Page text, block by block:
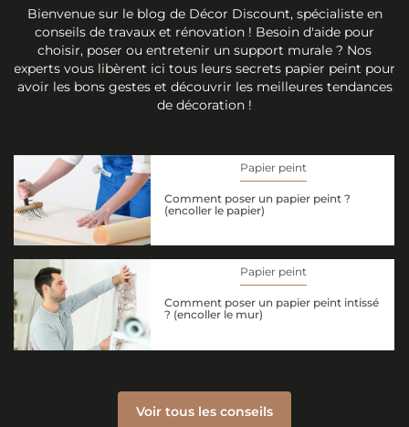
Bienvenue sur le blog de Décor Discount, spécialiste en
conseils de travaux et rénovation ! Besoin d'aide pour
choisir, poser ou entretenir un support murale ? Nos
experts vous libèrent ici tous leurs secrets papier peint pour
avoir les bons gestes et découvrir les meilleures tendances
de décoration !
Papier peint
Comment poser un papier peint ?
(encoller le papier)
Papier peint
Comment poser un papier peint intissé
? (encoller le mur)
Voir tous les conseils